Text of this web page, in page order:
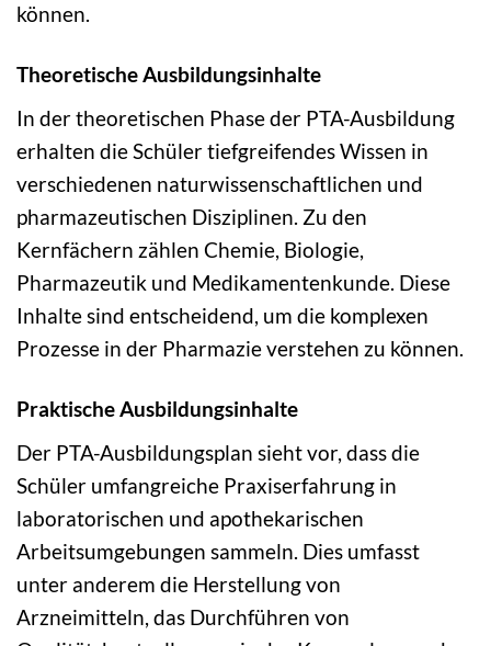
können.
Theoretische Ausbildungsinhalte
In der theoretischen Phase der PTA-Ausbildung
erhalten die Schüler tiefgreifendes Wissen in
verschiedenen naturwissenschaftlichen und
pharmazeutischen Disziplinen. Zu den
Kernfächern zählen Chemie, Biologie,
Pharmazeutik und Medikamentenkunde. Diese
Inhalte sind entscheidend, um die komplexen
Prozesse in der Pharmazie verstehen zu können.
Praktische Ausbildungsinhalte
Der PTA-Ausbildungsplan sieht vor, dass die
Schüler umfangreiche Praxiserfahrung in
laboratorischen und apothekarischen
Arbeitsumgebungen sammeln. Dies umfasst
unter anderem die Herstellung von
Arzneimitteln, das Durchführen von